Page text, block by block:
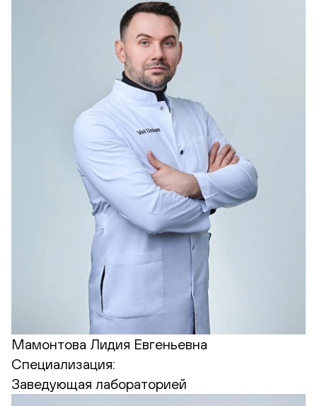
Мамонтова Лидия Евгеньевна
Специализация:
Заведующая лабораторией